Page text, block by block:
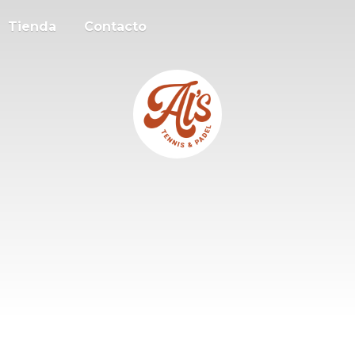
Tienda Contacto